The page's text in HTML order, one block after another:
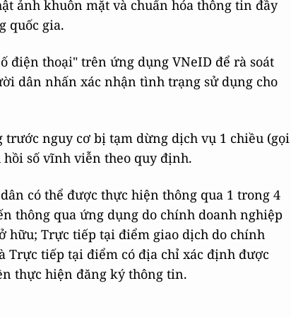
ảnh khuôn mặt và chuẩn hóa thông tin đầy
quốc gia.
điện thoại" trên ứng dụng VNeID để rà soát
dân nhấn xác nhận tình trạng sử dụng cho
nguy cơ bị tạm dừng dịch vụ 1 chiều (gọi
số vĩnh viễn theo quy định.
có thể được thực hiện thông qua 1 trong 4
thông qua ứng dụng do chính doanh nghiệp
hữu; Trực tiếp tại điểm giao dịch do chính
Trực tiếp tại điểm có địa chỉ xác định được
thực hiện đăng ký thông tin.